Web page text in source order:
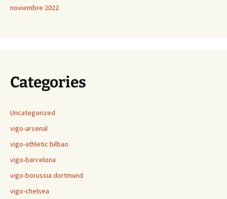
noviembre 2022
Categories
Uncategorized
vigo-arsenal
vigo-athletic bilbao
vigo-barcelona
vigo-borussia dortmund
vigo-chelsea